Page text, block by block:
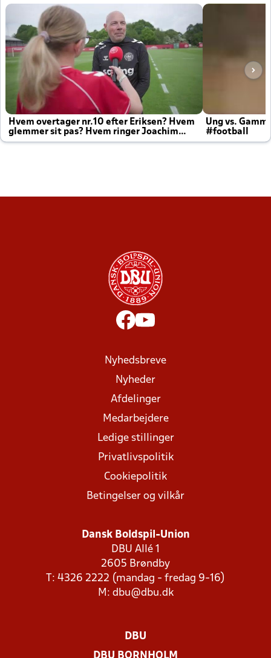
Hvem overtager nr.10 efter Eriksen? Hvem
glemmer sit pas? Hvem ringer Joachim
altid til efter kampe?
Ung vs.
#football
Nyhedsbreve
Nyheder
Afdelinger
Medarbejdere
Ledige stillinger
Privatlivspolitik
Cookiepolitik
Betingelser og vilkår
Dansk Boldspil-Union
DBU Allé 1
2605 Brøndby
T: 4326 2222 (mandag - fredag 9-16)
M: dbu@dbu.dk
DBU